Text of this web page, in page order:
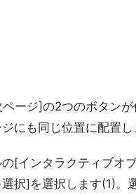
ージ]の2つのボタン
にも同じ位置に配置し
[インタラクティブオ
択]を選択します(1)。